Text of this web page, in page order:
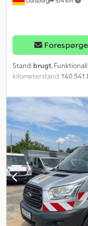
Forespørge
Stand: brugt,
kilometerstand:140.541
,
maksimal lastvægt:1.510
akslekonfiguration:4x2
diesel
sølvfarvet
antal gear:6,
længde: 6.400 mm,
mm, tilladt
akselbelastning (aksel
læsningsbredde:2.100
tidligere ejere:1, Udstyr:
centrallås, elektrisk
(ESP),
parkeringsvarmer,